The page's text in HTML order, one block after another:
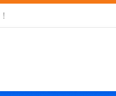
！